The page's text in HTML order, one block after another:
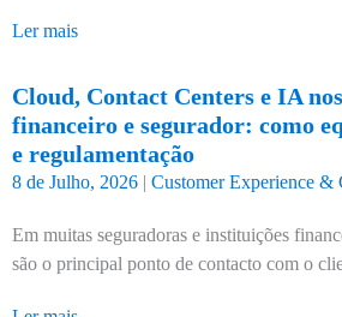
Ler mais
Cloud, Contact Centers e IA
financeiro e segurador: como
e regulamentação
8 de Julho, 2026 | Customer Experience &
Em muitas seguradoras e instituições
são o principal ponto de contacto com o